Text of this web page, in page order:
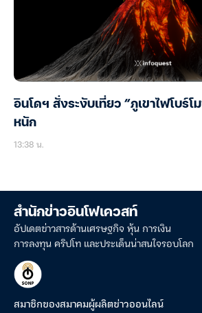
อินโดฯ สั่งระงับเที่ยว “ภูเขาไฟโบร์โ
หนัก
13:38 น.
สำนักข่าวอินโฟเควสท์
อัปเดตข่าวสารด้านเศรษฐกิจ หุ้น การเงิน
การลงทุน คริปโท และประเด็นน่าสนใจรอบโลก
สมาชิกของสมาคมผู้ผลิตข่าวออนไลน์